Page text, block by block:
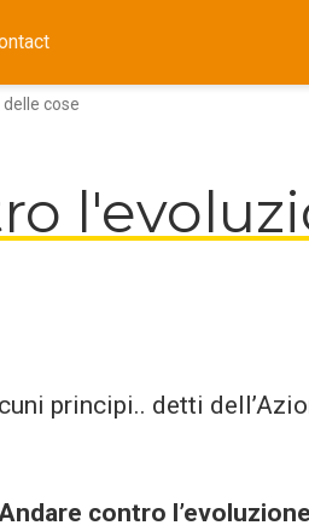
cose
principi.. detti
contro